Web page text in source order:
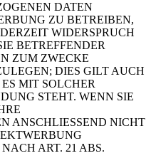
DATEN
ZU BETREIBEN,
WIDERSPRUCH
BETREFFENDER
ZUM ZWECKE
DIES GILT AUCH
MIT SOLCHER
STEHT. WENN SIE
ANSCHLIESSEND NICHT
ART. 21 ABS.